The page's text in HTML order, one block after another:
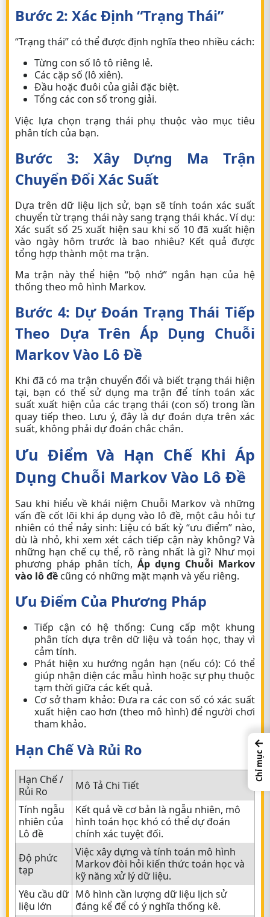
Bước 2: Xác Định “trạng Thái”
“Trạng thái” có thể được định nghĩa theo nhiều cách:
Từng con số lô tô riêng lẻ.
Các cặp số (lô xiên).
Đầu hoặc đuôi của giải đặc biệt.
Tổng các con số trong giải.
Việc lựa chọn trạng thái phụ thuộc vào mục tiêu
phân tích của bạn.
Bước 3: Xây Dựng Ma Trận
Chuyển Đổi Xác Suất
Dựa trên dữ liệu lịch sử, bạn sẽ tính toán xác suất
chuyển từ trạng thái này sang trạng thái khác. Ví dụ:
Xác suất số 25 xuất hiện sau khi số 10 đã xuất hiện
vào ngày hôm trước là bao nhiêu? Kết quả được
tổng hợp thành một ma trận.
Ma trận này thể hiện “bộ nhớ” ngắn hạn của hệ
thống theo mô hình Markov.
Bước 4: Dự Đoán Trạng Thái Tiếp
Theo Dựa Trên Áp Dụng Chuỗi
Markov Vào Lô Đề
Khi đã có ma trận chuyển đổi và biết trạng thái hiện
tại, bạn có thể sử dụng ma trận để tính toán xác
suất xuất hiện của các trạng thái (con số) trong lần
quay tiếp theo. Lưu ý, đây là dự đoán dựa trên xác
suất, không phải dự đoán chắc chắn.
Ưu Điểm Và Hạn Chế Khi Áp
Dụng Chuỗi Markov Vào Lô Đề
Sau khi hiểu về khái niệm Chuỗi Markov và những
vấn đề cốt lõi khi áp dụng vào lô đề, một câu hỏi tự
nhiên có thể nảy sinh: Liệu có bất kỳ “ưu điểm” nào,
dù là nhỏ, khi xem xét cách tiếp cận này không? Và
những hạn chế cụ thể, rõ ràng nhất là gì? Như mọi
phương pháp phân tích, Áp dụng Chuỗi Markov
vào lô đề cũng có những mặt mạnh và yếu riêng.
Ưu Điểm Của Phương Pháp
Tiếp cận có hệ thống: Cung cấp một khung
phân tích dựa trên dữ liệu và toán học, thay vì
cảm tính.
Phát hiện xu hướng ngắn hạn (nếu có): Có thể
giúp nhận diện các mẫu hình hoặc sự phụ thuộc
tạm thời giữa các kết quả.
Cơ sở tham khảo: Đưa ra các con số có xác suất
xuất hiện cao hơn (theo mô hình) để người chơi
tham khảo.
Hạn Chế Và Rủi Ro
Hạn Chế /
Rủi Ro
Mô Tả Chi Tiết
Tính ngẫu
nhiên của
Lô đề
Kết quả về cơ bản là ngẫu nhiên, mô
hình toán học khó có thể dự đoán
chính xác tuyệt đối.
Độ phức
tạp
Việc xây dựng và tính toán mô hình
Markov đòi hỏi kiến thức toán học và
kỹ năng xử lý dữ liệu.
Yêu cầu dữ
liệu lớn
Mô hình cần lượng dữ liệu lịch sử
đáng kể để có ý nghĩa thống kê.
←
Chỉ mục